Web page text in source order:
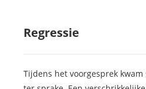
Regressie
Tijdens het voorgesprek